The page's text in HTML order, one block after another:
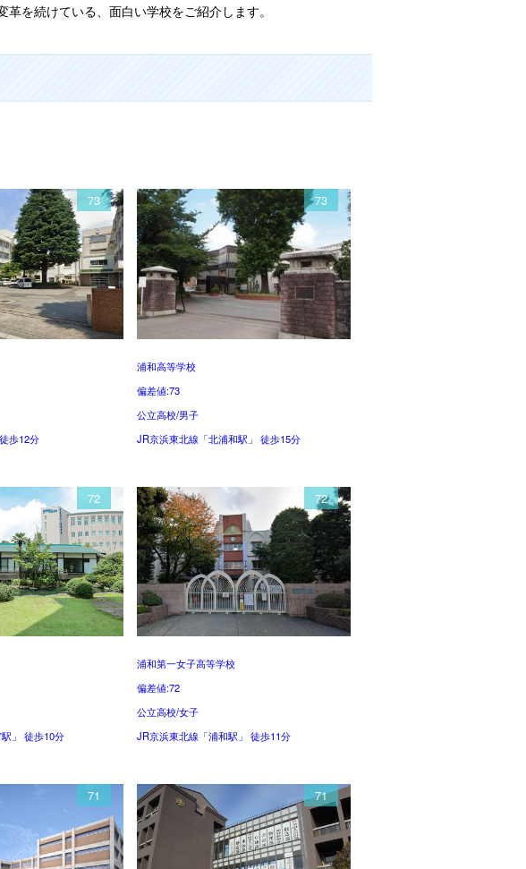
を続けている、面白い学校をご紹介します。
73
歩12分
73
浦和高等学校
偏差値:73
公立高校/男子
JR京浜東北線「北浦和駅」 徒歩15分
72
」 徒歩10分
72
浦和第一女子高等学校
偏差値:72
公立高校/女子
JR京浜東北線「浦和駅」 徒歩11分
71 71